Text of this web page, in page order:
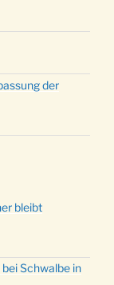
der
bleibt
Schwalbe in